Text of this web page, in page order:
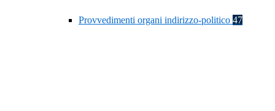
Provvedimenti organi indirizzo-politico 47